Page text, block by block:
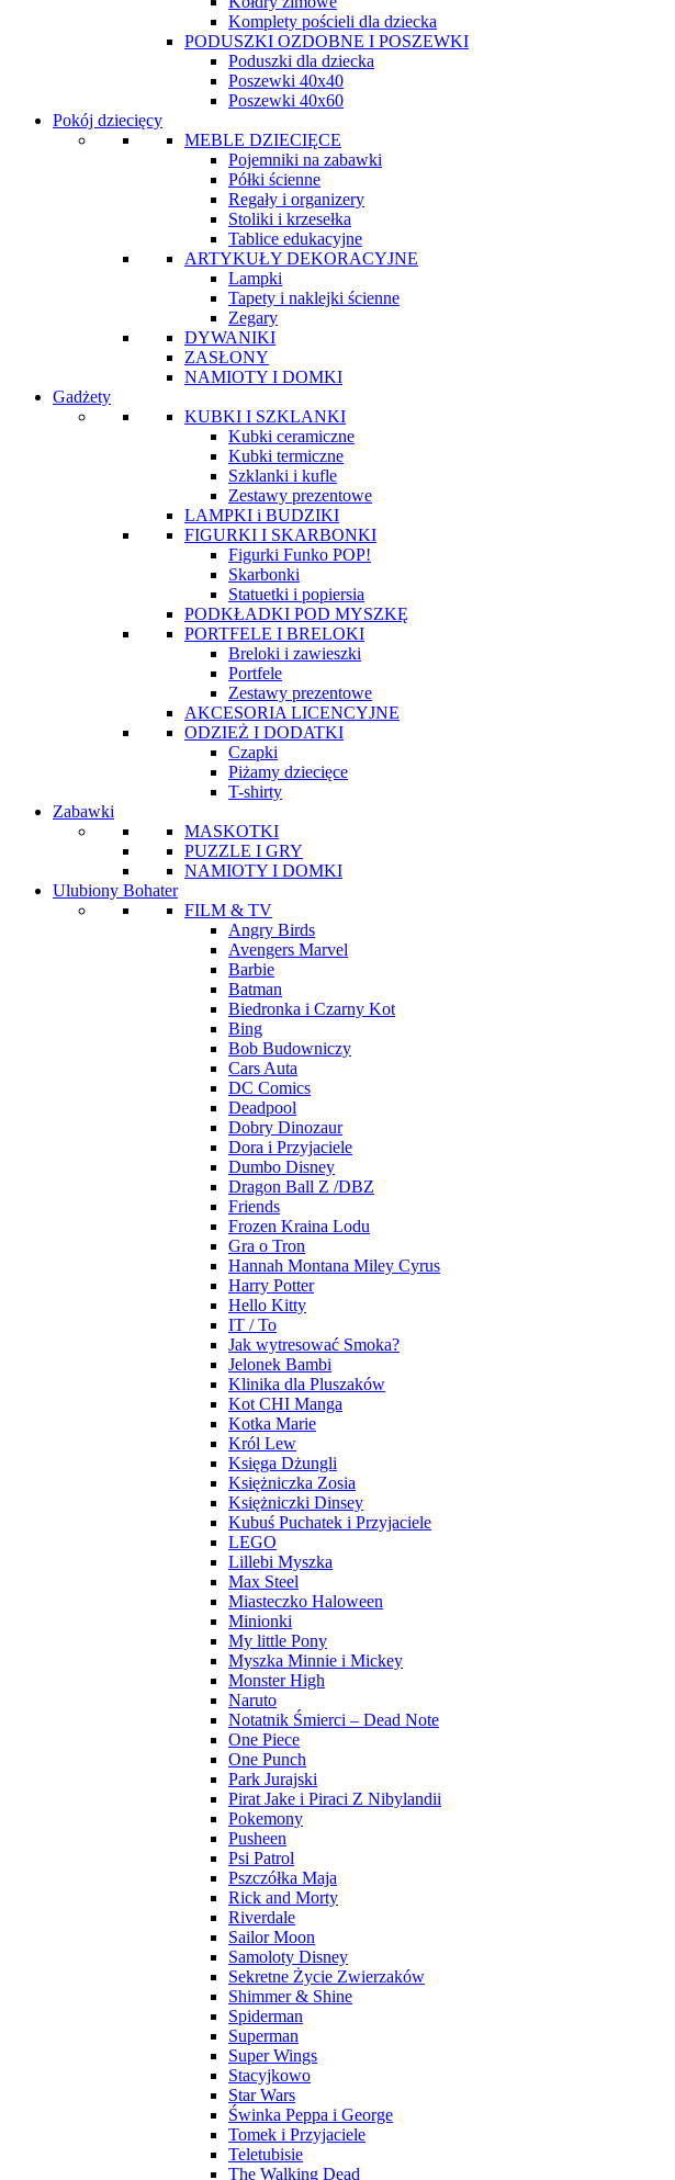
Komplety pościeli dla dziecka
PODUSZKI OZDOBNE I POSZEWKI
Poduszki dla dziecka
Poszewki 40x40
Poszewki 40x60
Pokój dziecięcy
MEBLE DZIECIĘCE
Pojemniki na zabawki
Półki ścienne
Regały i organizery
Stoliki i krzesełka
Tablice edukacyjne
ARTYKUŁY DEKORACYJNE
Lampki
Tapety i naklejki ścienne
Zegary
DYWANIKI
ZASŁONY
NAMIOTY I DOMKI
Gadżety
KUBKI I SZKLANKI
Kubki ceramiczne
Kubki termiczne
Szklanki i kufle
Zestawy prezentowe
LAMPKI i BUDZIKI
FIGURKI I SKARBONKI
Figurki Funko POP!
Skarbonki
Statuetki i popiersia
PODKŁADKI POD MYSZKĘ
PORTFELE I BRELOKI
Breloki i zawieszki
Portfele
Zestawy prezentowe
AKCESORIA LICENCYJNE
ODZIEŻ I DODATKI
Czapki
Piżamy dziecięce
T-shirty
Zabawki
MASKOTKI
PUZZLE I GRY
NAMIOTY I DOMKI
Ulubiony Bohater
FILM & TV
Angry Birds
Avengers Marvel
Barbie
Batman
Biedronka i Czarny Kot
Bing
Bob Budowniczy
Cars Auta
DC Comics
Deadpool
Dobry Dinozaur
Dora i Przyjaciele
Dumbo Disney
Dragon Ball Z /DBZ
Friends
Frozen Kraina Lodu
Gra o Tron
Hannah Montana Miley Cyrus
Harry Potter
Hello Kitty
IT / To
Jak wytresować Smoka?
Jelonek Bambi
Klinika dla Pluszaków
Kot CHI Manga
Kotka Marie
Król Lew
Księga Dżungli
Księżniczka Zosia
Księżniczki Dinsey
Kubuś Puchatek i Przyjaciele
LEGO
Lillebi Myszka
Max Steel
Miasteczko Haloween
Minionki
My little Pony
Myszka Minnie i Mickey
Monster High
Naruto
Notatnik Śmierci – Dead Note
One Piece
One Punch
Park Jurajski
Pirat Jake i Piraci Z Nibylandii
Pokemony
Pusheen
Psi Patrol
Pszczółka Maja
Rick and Morty
Riverdale
Sailor Moon
Samoloty Disney
Sekretne Życie Zwierzaków
Shimmer & Shine
Spiderman
Superman
Super Wings
Stacyjkowo
Star Wars
Świnka Peppa i George
Tomek i Przyjaciele
Teletubisie
The Walking Dead